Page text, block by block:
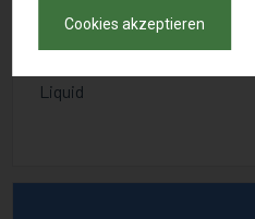
CAS-Nummer
Liquid
Cookies akzeptieren